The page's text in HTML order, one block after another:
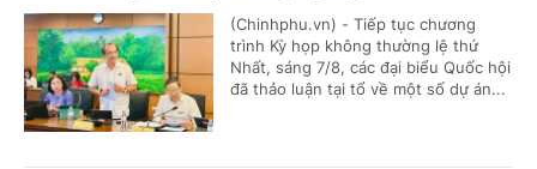
(Chinhphu.vn) - Tiếp tục chương
trình Kỳ họp không thường lệ thứ
Nhất, sáng 7/8, các đại biểu Quốc hội
đã thảo luận tại tổ về một số dự án...